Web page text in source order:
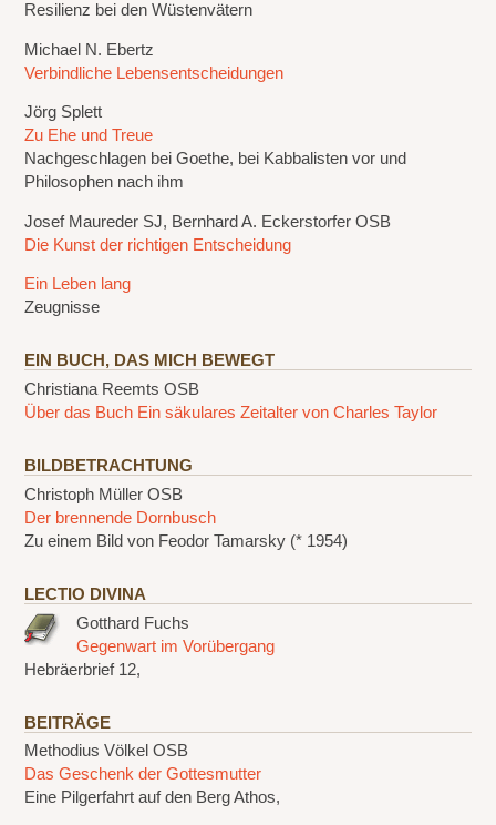
Resilienz bei den Wüstenvätern
Michael N. Ebertz
Verbindliche Lebensentscheidungen
Jörg Splett
Zu Ehe und Treue
Nachgeschlagen bei Goethe, bei Kabbalisten vor und
Philosophen nach ihm
Josef Maureder SJ, Bernhard A. Eckerstorfer OSB
Die Kunst der richtigen Entscheidung
Ein Leben lang
Zeugnisse
EIN BUCH, DAS MICH BEWEGT
Christiana Reemts OSB
Über das Buch Ein säkulares Zeitalter von Charles Taylor
BILDBETRACHTUNG
Christoph Müller OSB
Der brennende Dornbusch
Zu einem Bild von Feodor Tamarsky (* 1954)
LECTIO DIVINA
Gotthard Fuchs
Gegenwart im Vorübergang
Hebräerbrief 12,
BEITRÄGE
Methodius Völkel OSB
Das Geschenk der Gottesmutter
Eine Pilgerfahrt auf den Berg Athos,